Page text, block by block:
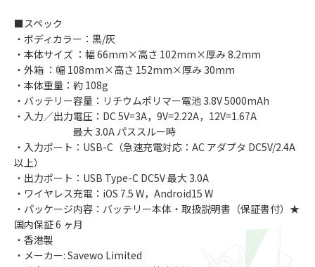
■スペック
・ボディカラー：黒/灰
・本体サイズ ：幅 66mm×高さ 102mm×厚み 8.2mm
・外箱 ：幅 108mm×高さ 152mm×厚み 30mm
・本体重量：約 108g
・バッテリー容量：リチウムポリマー電池 3.8V 5000mAh
・入力／出力電圧：DC 5V=3A，9V=2.22A，12V=1.67A
最大 3.0A パススルー時
・入力ポート：USB-C（急速充電対応：AC アダプタ DC5V/2.4A
以上）
・出力ポート：USB Type-C DC5V 最大 3.0A
・ワイヤレス充電：iOS 7.5 W，Android15 W
・パッケージ内容：バッテリー本体・取扱説明書（保証書付）★
国内保証 6 ヶ月
・香港製
・メーカー: Savewo Limited